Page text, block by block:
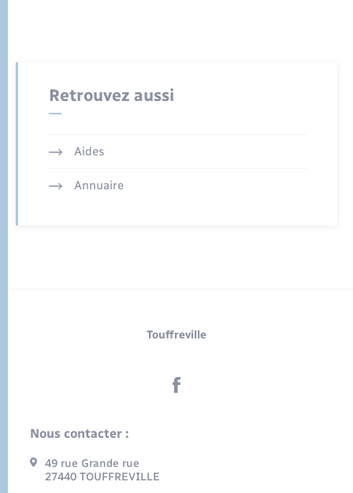
Retrouvez aussi
Aides
Annuaire
Touffreville
Nous contacter :
49 rue Grande rue
27440 TOUFFREVILLE